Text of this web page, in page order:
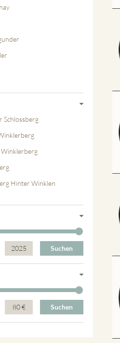
Schlossberg
Hinter Winklen
2025 Suchen
80 € Suchen